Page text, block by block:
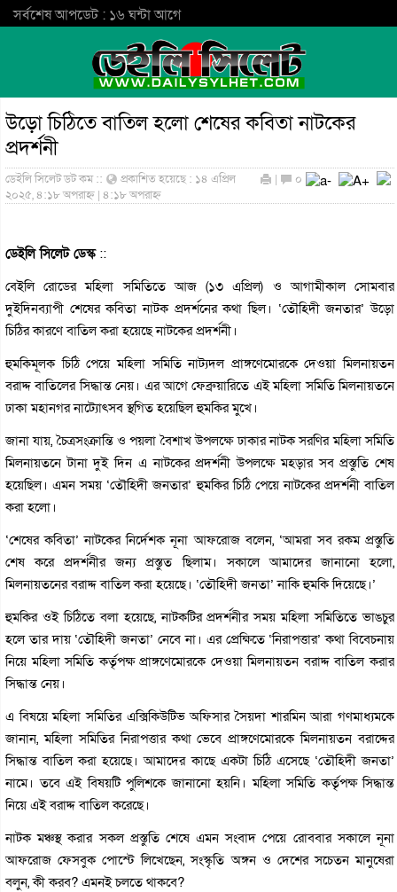
সর্বশেষ আপডেট : ১৬ ঘন্টা আগে
উড়ো চিঠিতে বাতিল হলো শেষের কবিতা নাটকের
প্রদর্শনী
ডেইলি সিলেট ডট কম ::
প্রকাশিত হয়েছে : ১৪ এপ্রিল
২০২৫, ৪:১৮ অপরাহ্ন | ৪:১৮ অপরাহ্ন
| ০
ডেইলি সিলেট ডেস্ক::
বেইলি রোডের মহিলা সমিতিতে আজ (১৩ এপ্রিল) ও আগামীকাল সোমবার
দুইদিনব্যাপী শেষের কবিতা নাটক প্রদর্শনের কথা ছিল। ‘তৌহিদী জনতার’ উড়ো
চিঠির কারণে বাতিল করা হয়েছে নাটকের প্রদর্শনী।
হুমকিমূলক চিঠি পেয়ে মহিলা সমিতি নাট্যদল প্রাঙ্গণেমোরকে দেওয়া মিলনায়তন
বরাদ্দ বাতিলের সিদ্ধান্ত নেয়। এর আগে ফেব্রুয়ারিতে এই মহিলা সমিতি মিলনায়তনে
ঢাকা মহানগর নাট্যোৎসব স্থগিত হয়েছিল হুমকির মুখে।
জানা যায়, চৈত্রসংক্রান্তি ও পয়লা বৈশাখ উপলক্ষে ঢাকার নাটক সরণির মহিলা সমিতি
মিলনায়তনে টানা দুই দিন এ নাটকের প্রদর্শনী উপলক্ষে মহড়ার সব প্রস্তুতি শেষ
হয়েছিল। এমন সময় ‘তৌহিদী জনতার’ হুমকির চিঠি পেয়ে নাটকের প্রদর্শনী বাতিল
করা হলো।
‘শেষের কবিতা’ নাটকের নির্দেশক নূনা আফরোজ বলেন, ‘আমরা সব রকম প্রস্তুতি
শেষ করে প্রদর্শনীর জন্য প্রস্তুত ছিলাম। সকালে আমাদের জানানো হলো,
মিলনায়তনের বরাদ্দ বাতিল করা হয়েছে। ‘তৌহিদী জনতা’ নাকি হুমকি দিয়েছে।’
হুমকির ওই চিঠিতে বলা হয়েছে, নাটকটির প্রদর্শনীর সময় মহিলা সমিতিতে ভাঙচুর
হলে তার দায় ‘তৌহিদী জনতা’ নেবে না। এর প্রেক্ষিতে ‘নিরাপত্তার’ কথা বিবেচনায়
নিয়ে মহিলা সমিতি কর্তৃপক্ষ প্রাঙ্গণেমোরকে দেওয়া মিলনায়তন বরাদ্দ বাতিল করার
সিদ্ধান্ত নেয়।
এ বিষয়ে মহিলা সমিতির এক্সিকিউটিভ অফিসার সৈয়দা শারমিন আরা গণমাধ্যমকে
জানান, মহিলা সমিতির নিরাপত্তার কথা ভেবে প্রাঙ্গণেমোরকে মিলনায়তন বরাদ্দের
সিদ্ধান্ত বাতিল করা হয়েছে। আমাদের কাছে একটা চিঠি এসেছে ‘তৌহিদী জনতা’
নামে। তবে এই বিষয়টি পুলিশকে জানানো হয়নি। মহিলা সমিতি কর্তৃপক্ষ সিদ্ধান্ত
নিয়ে এই বরাদ্দ বাতিল করেছে।
নাটক মঞ্চস্থ করার সকল প্রস্তুতি শেষে এমন সংবাদ পেয়ে রোববার সকালে নূনা
আফরোজ ফেসবুক পোস্টে লিখেছেন, সংস্কৃতি অঙ্গন ও দেশের সচেতন মানুষেরা
বলুন, কী করব? এমনই চলতে থাকবে?